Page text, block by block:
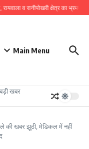
व रानीपोखरी क्षेत्र का भ्रमण
Main Menu
बड़ी खबर
की खबर झूठी, मेडिकल में नहीं